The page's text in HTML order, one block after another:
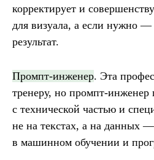
корректирует и
для визуала, а если нужно —
результат.
Промпт-инженер. Эта
тренеру, но промпт-инженер
с технической частью и
не на текстах, а на данных —
в машинном обучении и